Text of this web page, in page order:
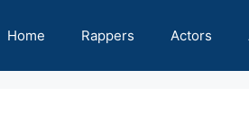
Home Rappers Actors